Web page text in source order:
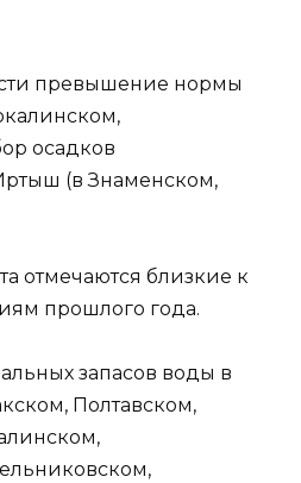
превышение нормы
осадков
(в Знаменском,
отмечаются близкие к
прошлого года.
запасов воды в
Полтавском,